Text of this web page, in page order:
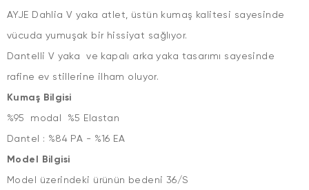
AYJE Dahlia V yaka atlet, üstün kumaş kalitesi sayesinde
vücuda yumuşak bir hissiyat sağlıyor.
Dantelli V yaka ve kapalı arka yaka tasarımı sayesinde
rafine ev stillerine ilham oluyor.
Kumaş Bilgisi
%95 modal %5 Elastan
Dantel : %84 PA - %16 EA
Model Bilgisi
Model üzerindeki ürünün bedeni 36/S